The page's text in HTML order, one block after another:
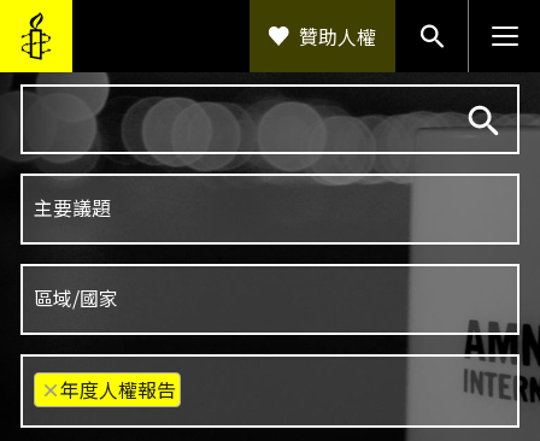
×年度人權報告
贊助人權